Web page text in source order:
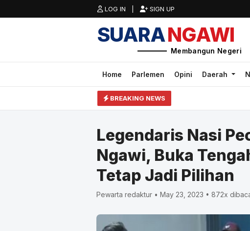
LOG IN | SIGN UP
SUARANGAWI
Membangun Negeri
Home Parlemen Opini Daerah
BREAKING NEWS
Legendaris Nasi
Ngawi, Buka
Tetap Jadi Pilihan
Pewarta redaktur • May 23, 2023 • 872x